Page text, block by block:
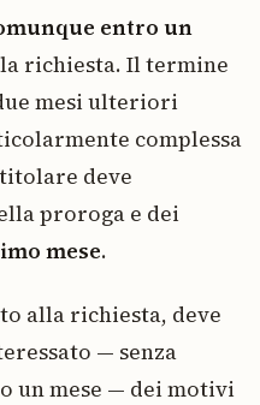
entro un
richiesta. Il termine
mesi ulteriori
complessa
deve
proroga e dei
mese.
alla richiesta, deve
— senza
un mese — dei motivi